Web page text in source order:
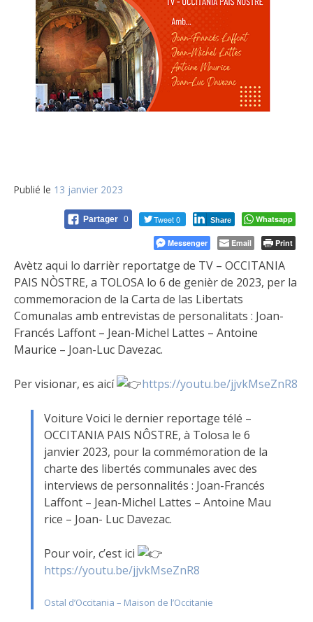
Publié le 13 janvier 2023
Partager 0 Tweet 0 Share Whatsapp
Messenger Email Print
Avètz aqui lo darrièr reportatge de TV – OCCITANIA
PAIS NÒSTRE, a TOLOSA lo 6 de genièr de 2023, per la
commemoracion de la Carta de las Libertats
Comunalas amb entrevistas de personalitats : Joan-
Francés Laffont – Jean-Michel Lattes – Antoine
Maurice – Joan-Luc Davezac.
Per visionar, es aicí https://youtu.be/jjvkMseZnR8
Voiture Voici le dernier reportage télé –
OCCITANIA PAIS NÔSTRE, à Tolosa le 6
janvier 2023, pour la commémoration de la
charte des libertés communales avec des
interviews de personnalités : Joan-Francés
Laffont – Jean-Michel Lattes – Antoine Mau
rice – Joan- Luc Davezac.
Pour voir, c’est ici
https://youtu.be/jjvkMseZnR8
Ostal d’Occitania – Maison de l’Occitanie